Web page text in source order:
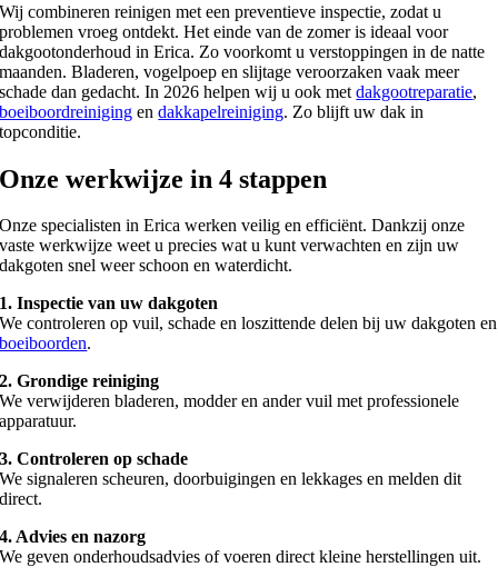
Wij combineren reinigen met een preventieve inspectie, zodat u
problemen vroeg ontdekt. Het einde van de zomer is ideaal voor
dakgootonderhoud in Erica. Zo voorkomt u verstoppingen in de natte
maanden. Bladeren, vogelpoep en slijtage veroorzaken vaak meer
schade dan gedacht. In 2026 helpen wij u ook metdakgootreparatie,
boeiboordreiniging endakkapelreiniging. Zo blijft uw dak in
topconditie.
Onze werkwijze in 4 stappen
Onze specialisten in Erica werken veilig en efficiënt. Dankzij onze
vaste werkwijze weet u precies wat u kunt verwachten en zijn uw
dakgoten snel weer schoon en waterdicht.
1. Inspectie van uw dakgoten
We controleren op vuil, schade en loszittende delen bij uw dakgoten en
boeiboorden.
2. Grondige reiniging
We verwijderen bladeren, modder en ander vuil met professionele
apparatuur.
3. Controleren op schade
We signaleren scheuren, doorbuigingen en lekkages en melden dit
direct.
4. Advies en nazorg
We geven onderhoudsadvies of voeren direct kleine herstellingen uit.